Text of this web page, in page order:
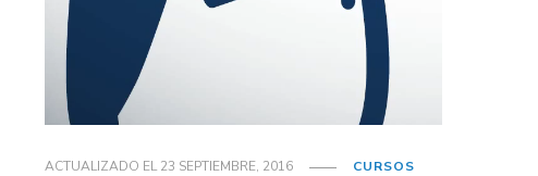
ACTUALIZADO EL23 SEPTIEMBRE, 2016 CURSOS